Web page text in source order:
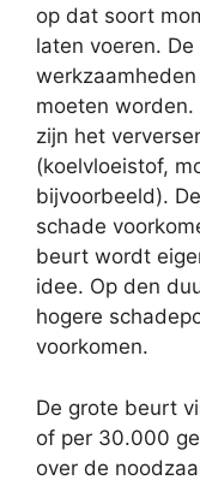
op dat soort
laten voeren.
moeten
zijn het
(koelvloeistof,
bijvoorbeeld).
schade
beurt wordt
idee. Op den
hogere
voorkomen.
De grote beurt
of per 30.000
over de